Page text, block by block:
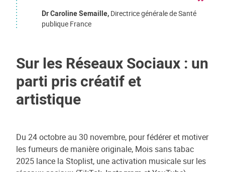
Dr Caroline Semaille, Directrice générale de Santé
publique France
Sur les Réseaux Sociaux : un
parti pris créatif et
artistique
Du 24 octobre au 30 novembre, pour fédérer et motiver
les fumeurs de manière originale, Mois sans tabac
2025 lance la Stoplist, une activation musicale sur les